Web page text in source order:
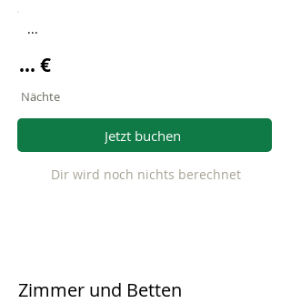
...
... €
Nächte
Jetzt buchen
Dir wird noch nichts berechnet
Zimmer und Betten